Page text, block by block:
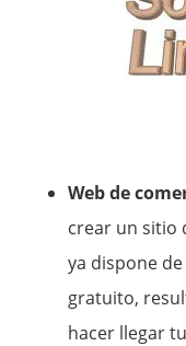
Web de
crear un sitio
ya dispone
gratuito,
hacer llegar